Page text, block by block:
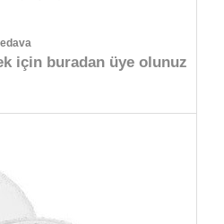
için buradan üye olunuz